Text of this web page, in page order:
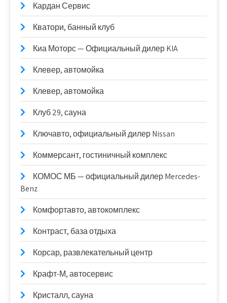
Кардан Сервис
Кватори, банный клуб
Киа Моторс — Официальный дилер KIA
Клевер, автомойка
Клевер, автомойка
Клуб 29, сауна
Ключавто, официальный дилер Nissan
Коммерсант, гостиничный комплекс
КОМОС МБ — официальный дилер Mercedes-
Benz
Комфортавто, автокомплекс
Контраст, база отдыха
Корсар, развлекательный центр
Крафт-М, автосервис
Кристалл, сауна